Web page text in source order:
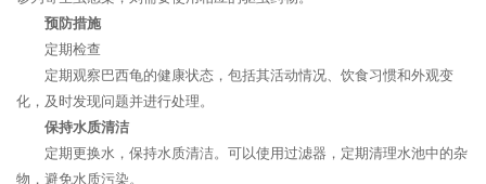
预防措施
定期检查
定期观察巴西龟的健康状态，包括其活动情况、饮食习惯和外观变
化，及时发现问题并进行处理。
保持水质清洁
定期更换水，保持水质清洁。可以使用过滤器，定期清理水池中的杂
物，避免水质污染。